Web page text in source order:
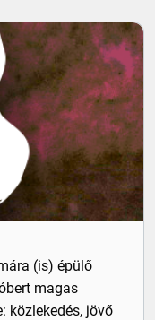
(is) épülő
magas
közlekedés, jövő